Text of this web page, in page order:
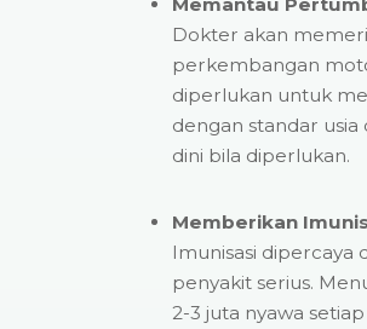
Dokter akan
perkembangan
diperlukan untuk
dengan standar
dini bila diperlukan.
Memberikan
Imunisasi dipercaya
penyakit serius.
2-3 juta nyawa